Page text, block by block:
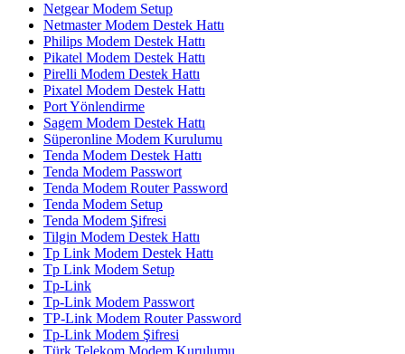
Netgear Modem Setup
Netmaster Modem Destek Hattı
Philips Modem Destek Hattı
Pikatel Modem Destek Hattı
Pirelli Modem Destek Hattı
Pixatel Modem Destek Hattı
Port Yönlendirme
Sagem Modem Destek Hattı
Süperonline Modem Kurulumu
Tenda Modem Destek Hattı
Tenda Modem Passwort
Tenda Modem Router Password
Tenda Modem Setup
Tenda Modem Şifresi
Tilgin Modem Destek Hattı
Tp Link Modem Destek Hattı
Tp Link Modem Setup
Tp-Link
Tp-Link Modem Passwort
TP-Link Modem Router Password
Tp-Link Modem Şifresi